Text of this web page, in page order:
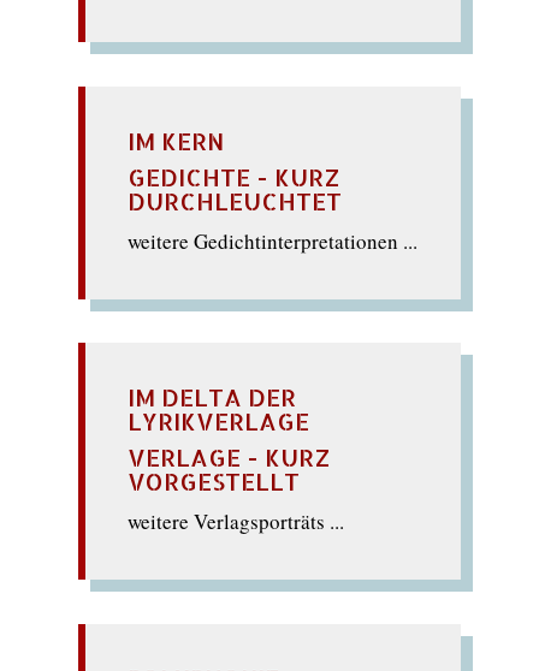
IM KERN
GEDICHTE - KURZ
DURCHLEUCHTET
weitere Gedichtinterpretationen ...
IM DELTA DER
LYRIKVERLAGE
VERLAGE - KURZ
VORGESTELLT
weitere Verlagsporträts ...